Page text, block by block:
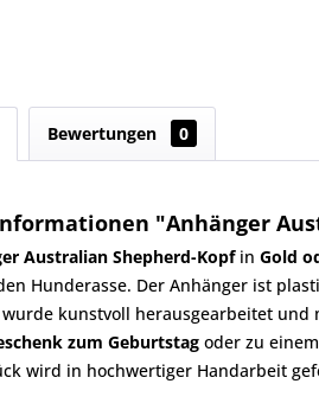
Bewertungen 0
"Anhänger
Australian Shepherd-Kopfin Gold
Hunderasse. Der Anhänger ist
kunstvoll herausgearbeitet und
zum Geburtstag oder zu
wird in hochwertiger Handarbeit